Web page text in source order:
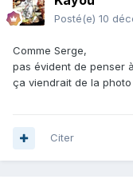
Posté(e) 10
Comme Serge,
pas évident de penser
ça viendrait de la photo
Citer